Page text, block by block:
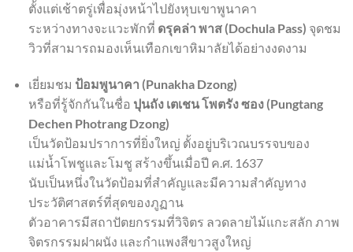
ตั้งแต่เช้าตรู่เพื่อมุ่งหน้าไปยังหุบเขาพูนาคา
ระหว่างทางจะแวะพักที่ ดรุคล่า พาส (Dochula Pass) จุดชม
วิวที่สามารถมองเห็นเทือกเขาหิมาลัยได้อย่างงดงาม
เยี่ยมชม ป้อมพูนาคา (Punakha Dzong)
หรือที่รู้จักกันในชื่อ ปุนถัง เตเชน โพตรัง ซอง (Pungtang
Dechen Photrang Dzong)
เป็นวัดป้อมปราการที่ยิ่งใหญ่ ตั้งอยู่บริเวณบรรจบของ
แม่น้ำโพชูและโมชู สร้างขึ้นเมื่อปี ค.ศ. 1637
นับเป็นหนึ่งในวัดป้อมที่สำคัญและมีความสำคัญทาง
ประวัติศาสตร์ที่สุดของภูฏาน
ตัวอาคารมีสถาปัตยกรรมที่วิจิตร ลวดลายไม้แกะสลัก ภาพ
จิตรกรรมฝาผนัง และกำแพงสีขาวสูงใหญ่